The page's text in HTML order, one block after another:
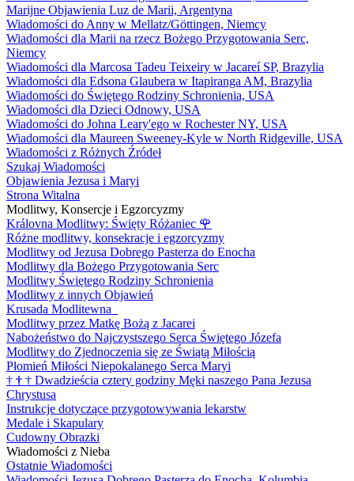
Marijne Objawienia Luz de Marii, Argentyna
Wiadomości do Anny w Mellatz/Göttingen, Niemcy
Wiadomości dla Marii na rzecz Bożego Przygotowania Serc,
Niemcy
Wiadomości dla Marcosa Tadeu Teixeiry w Jacareí SP, Brazylia
Wiadomości dla Edsona Glaubera w Itapiranga AM, Brazylia
Wiadomości do Świętego Rodziny Schronienia, USA
Wiadomości dla Dzieci Odnowy, USA
Wiadomości do Johna Leary'ego w Rochester NY, USA
Wiadomości dla Maureen Sweeney-Kyle w North Ridgeville, USA
Wiadomości z Różnych Źródeł
Szukaj Wiadomości
Objawienia Jezusa i Maryi
Strona Witalna
Modlitwy, Konsercje i Egzorcyzmy
Královna Modlitwy: Święty Różaniec 🌹
Różne modlitwy, konsekracje i egzorcyzmy
Modlitwy od Jezusa Dobrego Pasterza do Enocha
Modlitwy dla Bożego Przygotowania Serc
Modlitwy Świętego Rodziny Schronienia
Modlitwy z innych Objawień
Krusada Modlitewna
Modlitwy przez Matkę Bożą z Jacarei
Nabożeństwo do Najczystszego Serca Świętego Józefa
Modlitwy do Zjednoczenia się ze Świątą Miłością
Płomień Miłości Niepokalanego Serca Maryi
† † † Dwadzieścia cztery godziny Męki naszego Pana Jezusa
Chrystusa
Instrukcje dotyczące przygotowywania lekarstw
Medale i Skapulary
Cudowny Obrazki
Wiadomości z Nieba
Ostatnie Wiadomości